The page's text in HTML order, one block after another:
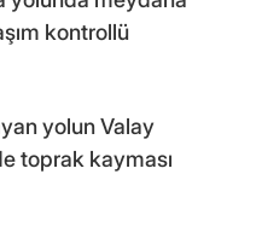
kontrollü
yolun Valay
toprak kayması